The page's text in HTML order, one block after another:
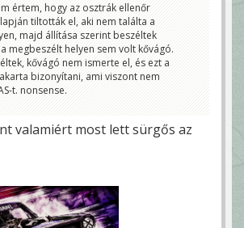
értem, hogy az osztrák ellenőr
tiltották el, aki nem találta a
majd állítása szerint beszéltek
megbeszélt helyen sem volt kővágó.
kővágó nem ismerte el, és ezt a
bizonyítani, ami viszont nem
t. nonsense.
valamiért most lett sürgős az